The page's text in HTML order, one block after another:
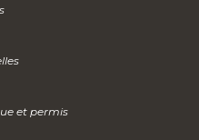
et permis